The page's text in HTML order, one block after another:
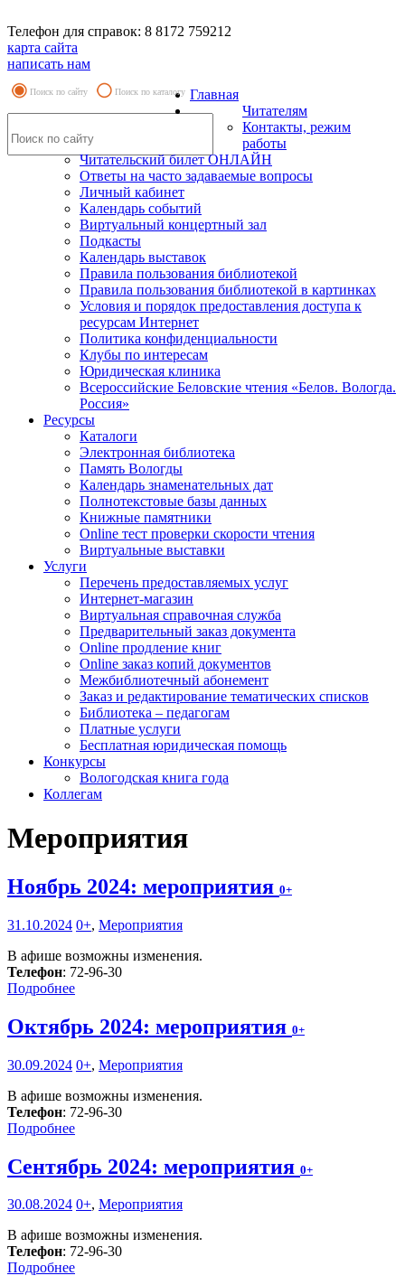
Телефон для справок: 8 8172 759212
карта сайта
написать нам
Поиск по сайту Поиск по каталогу Главная
Читателям
Контакты, режим
работы
Читательский билет ОНЛАЙН
Ответы на часто задаваемые вопросы
Личный кабинет
Календарь событий
Виртуальный концертный зал
Подкасты
Календарь выставок
Правила пользования библиотекой
Правила пользования библиотекой в картинках
Условия и порядок предоставления доступа к
ресурсам Интернет
Политика конфиденциальности
Клубы по интересам
Юридическая клиника
Всероссийские Беловские чтения «Белов. Вологда.
Россия»
Ресурсы
Каталоги
Электронная библиотека
Память Вологды
Календарь знаменательных дат
Полнотекстовые базы данных
Книжные памятники
Online тест проверки скорости чтения
Виртуальные выставки
Услуги
Перечень предоставляемых услуг
Интернет-магазин
Виртуальная справочная служба
Предварительный заказ документа
Online продление книг
Online заказ копий документов
Межбиблиотечный абонемент
Заказ и редактирование тематических списков
Библиотека – педагогам
Платные услуги
Бесплатная юридическая помощь
Конкурсы
Вологодская книга года
Коллегам
Мероприятия
Ноябрь 2024: мероприятия 0+
31.10.2024 0+, Мероприятия
В афише возможны изменения.
Телефон: 72-96-30
Подробнее
Октябрь 2024: мероприятия 0+
30.09.2024 0+, Мероприятия
В афише возможны изменения.
Телефон: 72-96-30
Подробнее
Сентябрь 2024: мероприятия 0+
30.08.2024 0+, Мероприятия
В афише возможны изменения.
Телефон: 72-96-30
Подробнее